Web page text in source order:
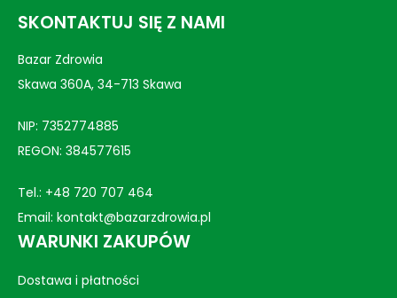
SKONTAKTUJ SIĘ Z NAMI
Bazar Zdrowia
Skawa 360A, 34-713 Skawa
NIP: 7352774885
REGON: 384577615
Tel.: +48 720 707 464
Email: kontakt@bazarzdrowia.pl
WARUNKI ZAKUPÓW
Dostawa i płatności